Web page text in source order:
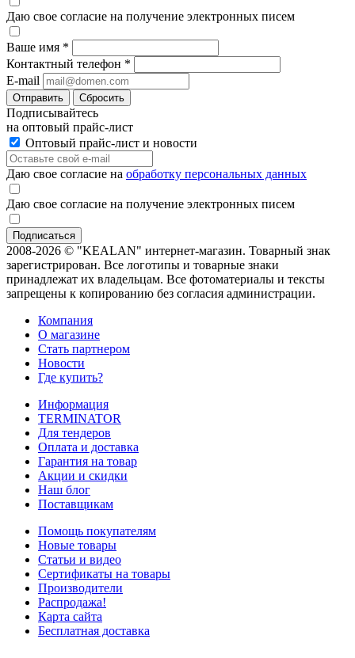
Даю свое согласие на получение электронных писем
Ваше имя *
Контактный телефон *
E-mail
Отправить Сбросить
Подписывайтесь
на оптовый прайс-лист
Оптовый прайс-лист и новости
Даю свое согласие на обработку персональных данных
Даю свое согласие на получение электронных писем
2008-2026 © "KEALAN" интернет-магазин. Товарный знак
зарегистрирован. Все логотипы и товарные знаки
принадлежат их владельцам. Все фотоматериалы и тексты
запрещены к копированию без согласия администрации.
Компания
О магазине
Стать партнером
Новости
Где купить?
Информация
TERMINATOR
Для тендеров
Оплата и доставка
Гарантия на товар
Акции и скидки
Наш блог
Поставщикам
Помощь покупателям
Новые товары
Статьи и видео
Сертификаты на товары
Производители
Распродажа!
Карта сайта
Бесплатная доставка